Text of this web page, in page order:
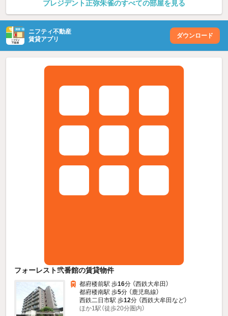
プレジデント正弥朱雀のすべての部屋を見る
ニフティ不動産
賃貸アプリ
ダウンロード
フォーレスト弐番館の賃貸物件
都府楼前駅 歩16分 （西鉄大牟田）
都府楼南駅 歩5分 （鹿児島線）
西鉄二日市駅 歩12分 （西鉄大牟田など）
ほか1駅（徒歩20分圏内）